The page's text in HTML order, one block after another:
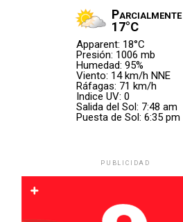
17°C
Apparent: 18°C
Presión: 1006 mb
Humedad: 95%
Viento: 14 km/h NNE
Ráfagas: 71 km/h
Indice UV: 0
Salida del Sol: 7:48 am
Puesta de Sol: 6:35 pm
PUBLICIDAD